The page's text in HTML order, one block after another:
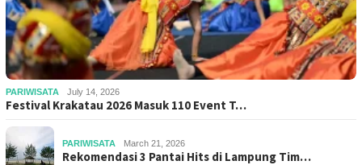
PARIWISATA July 14, 2026
Festival Krakatau 2026 Masuk 110 Event T…
PARIWISATA March 21, 2026
Rekomendasi 3 Pantai Hits di Lampung Tim…